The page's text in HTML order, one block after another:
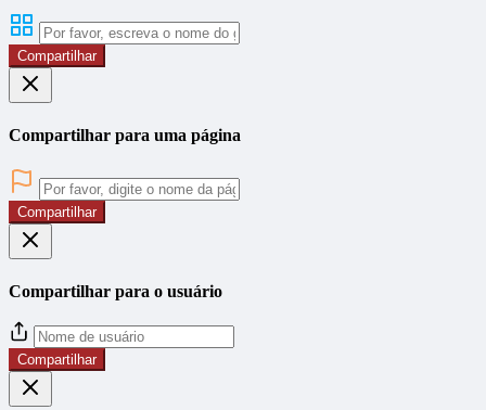
Compartilhar
Compartilhar para uma página
Compartilhar
Compartilhar para o usuário
Compartilhar